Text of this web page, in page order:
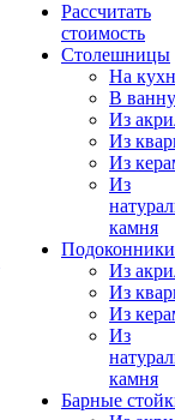
Рассчитать
стоимость
Столешницы
На
В
Из
Из
Из
Из
камня
Подоконники
Из
Из
Из
Из
камня
Барные